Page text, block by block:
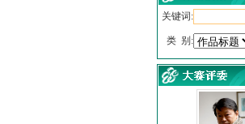
关键词:
类 别: